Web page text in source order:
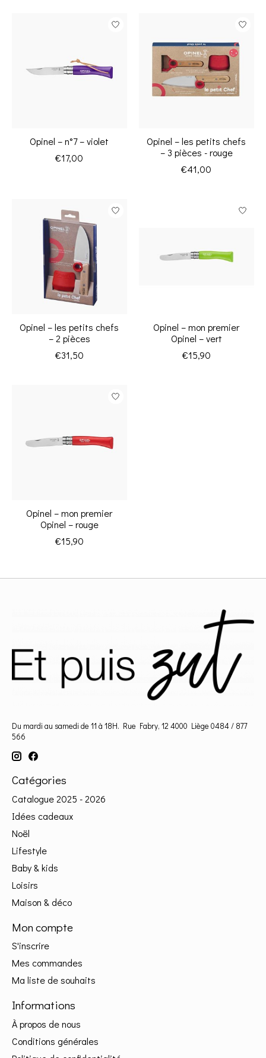
Opinel – n°7 – violet
€17,00
Opinel – les petits chefs
– 3 pièces - rouge
€41,00
Opinel – les petits chefs
– 2 pièces
€31,50
Opinel – mon premier
Opinel – vert
€15,90
Opinel – mon premier
Opinel – rouge
€15,90
Du mardi au samedi de 11 à 18H. Rue Fabry, 12 4000 Liège 0484 / 877
566
Catégories
Catalogue 2025 - 2026
Idées cadeaux
Noël
Lifestyle
Baby & kids
Loisirs
Maison & déco
Mon compte
S'inscrire
Mes commandes
Ma liste de souhaits
Informations
À propos de nous
Conditions générales